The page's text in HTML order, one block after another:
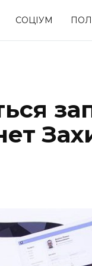
СОЦІУМ
Спорт